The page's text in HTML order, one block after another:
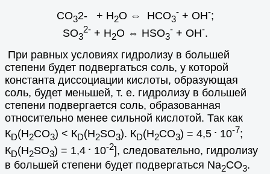
СO32- + H2O ⇔ HСO3
-+ ОH-;
SO3
2-+ H2O ⇔ HSO3
-+ ОH-.
При равных условиях гидролизу в большей
степени будет подвергаться соль, у которой
константа диссоциации кислоты, образующая
соль, будет меньшей, т. е. гидролизу в большей
степени подвергается соль, образованная
относительно менее сильной кислотой. Так как
КD(H2CO3) < КD(H2SO3). КD(H2CO3) = 4,5 . 10-7;
КD(H2SO3) = 1,4 . 10-2], следовательно, гидролизу
в большей степени будет подвергаться Na2CO3.